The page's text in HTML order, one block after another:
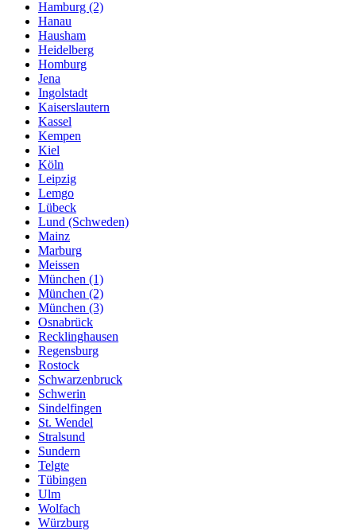
Hamburg (2)
Hanau
Hausham
Heidelberg
Homburg
Jena
Ingolstadt
Kaiserslautern
Kassel
Kempen
Kiel
Köln
Leipzig
Lemgo
Lübeck
Lund (Schweden)
Mainz
Marburg
Meissen
München (1)
München (2)
München (3)
Osnabrück
Recklinghausen
Regensburg
Rostock
Schwarzenbruck
Schwerin
Sindelfingen
St. Wendel
Stralsund
Sundern
Telgte
Tübingen
Ulm
Wolfach
Würzburg